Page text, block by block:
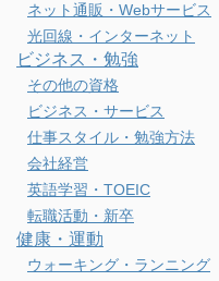
ネット通販・Webサービス
光回線・インターネット
ビジネス・勉強
その他の資格
ビジネス・サービス
仕事スタイル・勉強方法
会社経営
英語学習・TOEIC
転職活動・新卒
健康・運動
ウォーキング・ランニング